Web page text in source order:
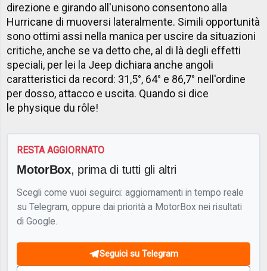
direzione e girando all'unisono consentono alla
Hurricane di muoversi lateralmente. Simili opportunità
sono ottimi assi nella manica per uscire da situazioni
critiche, anche se va detto che, al di là degli effetti
speciali, per lei la Jeep dichiara anche angoli
caratteristici da record: 31,5°, 64° e 86,7° nell'ordine
per dosso, attacco e uscita. Quando si dice
le physique du rôle!
RESTA AGGIORNATO
MotorBox, prima di tutti gli altri
Scegli come vuoi seguirci: aggiornamenti in tempo reale
su Telegram, oppure dai priorità a MotorBox nei risultati
di Google.
Seguici su Telegram